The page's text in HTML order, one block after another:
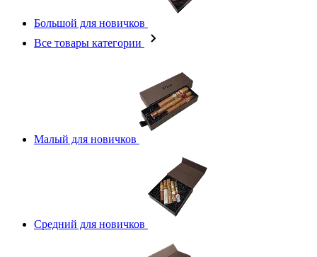
Большой для новичков
Все товары категории
Малый для новичков
Средний для новичков